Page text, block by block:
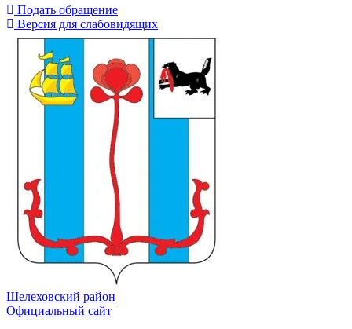
Подать обращение
Версия для слабовидящих
Шелеховский район
Официальный сайт